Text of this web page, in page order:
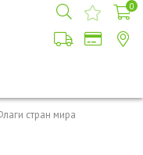
0
стран мира